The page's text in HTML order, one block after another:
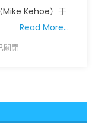
Mike Kehoe）于
Read More…
關閉